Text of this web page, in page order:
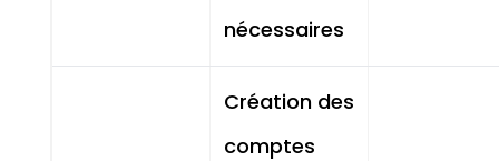
nécessaires
Création des
comptes